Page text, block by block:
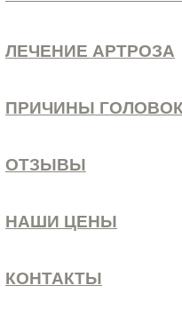
ЛЕЧЕНИЕ АРТРОЗА
ПРИЧИНЫ
ОТЗЫВЫ
НАШИ ЦЕНЫ
КОНТАКТЫ